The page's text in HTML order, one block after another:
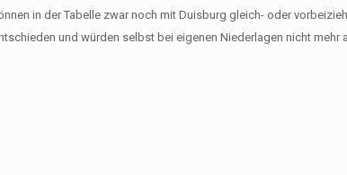
in der Tabelle zwar noch mit Duisburg gleich- oder
und würden selbst bei eigenen Niederlagen nicht mehr